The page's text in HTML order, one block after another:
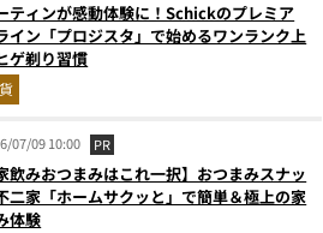
ティンが感動体験に！Schickのプレミア
イン「プロジスタ」で始めるワンランク上
ゲ剃り習慣
07/09 10:00 PR
飲みおつまみはこれ一択】おつまみスナッ
二家「ホームサクッと」で簡単＆極上の家
体験